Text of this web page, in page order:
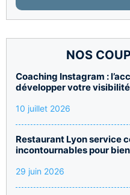
NOS
Coaching Instagram :
développer votre
10 juillet 2026
Restaurant Lyon service
incontournables pour
29 juin 2026